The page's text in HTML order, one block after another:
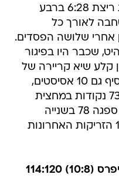
השנייה, ומיאמי מנצחת בזכות ריצת 6:28 ברבע
לאורך כל
אחרי שלושה הפסדים.
חיימס חאקז קלע 24 להיט, שכבר היו בפיגור
קלע שיא קריירה של
44 נקודות עבור הפייסרס, הוסיף גם 10 אסיסטים,
אבל אחרי שאינדיאנה קלעה 73 נקודות במחצית
הראשונה המצוינת שלה, היא ספגה 78 בשנייה
ואיפשרה להיט לקלוע 15 מ-17 הזריקות האחרונות